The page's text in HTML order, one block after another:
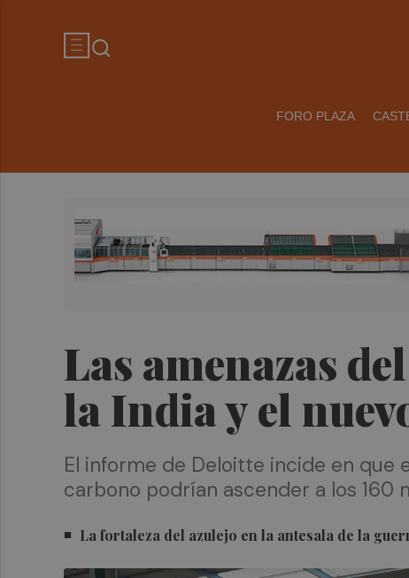
FORO PLAZA
Las amenazas
la India y el
El informe de Deloitte incide en que
carbono podrían ascender a los 160
La fortaleza del azulejo en la antesala de la